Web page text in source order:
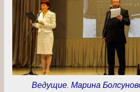
Ведущие. Марина